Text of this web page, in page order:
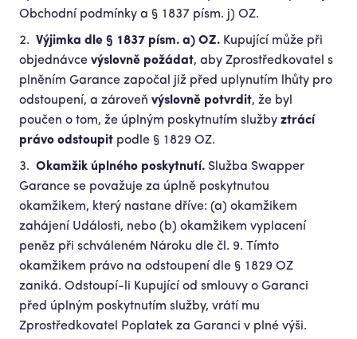
Obchodní podmínky a § 1837 písm. j) OZ.
Výjimka dle § 1837 písm. a) OZ. Kupující může při
objednávce výslovně požádat, aby Zprostředkovatel s
plněním Garance započal již před uplynutím lhůty pro
odstoupení, a zároveň výslovně potvrdit, že byl
poučen o tom, že úplným poskytnutím služby ztrácí
právo odstoupit podle § 1829 OZ.
Okamžik úplného poskytnutí. Služba Swapper
Garance se považuje za úplně poskytnutou
okamžikem, který nastane dříve: (a) okamžikem
zahájení Události, nebo (b) okamžikem vyplacení
peněz při schváleném Nároku dle čl. 9. Tímto
okamžikem právo na odstoupení dle § 1829 OZ
zaniká. Odstoupí-li Kupující od smlouvy o Garanci
před úplným poskytnutím služby, vrátí mu
Zprostředkovatel Poplatek za Garanci v plné výši.